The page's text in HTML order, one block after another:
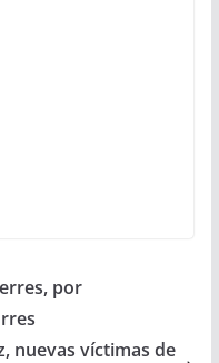
por
nuevas víctimas de